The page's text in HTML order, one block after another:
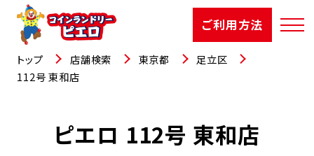
ご利用方法
店舗検索
トップ 店舗検索 東京都
足立区
112号 東和店
ピエロ 112号 東和店